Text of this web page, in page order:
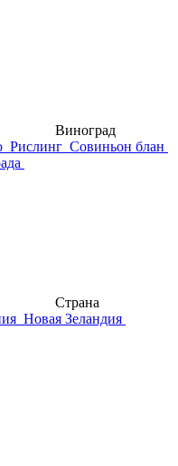
Виноград
Рислинг Совиньон блан
Страна
Новая Зеландия